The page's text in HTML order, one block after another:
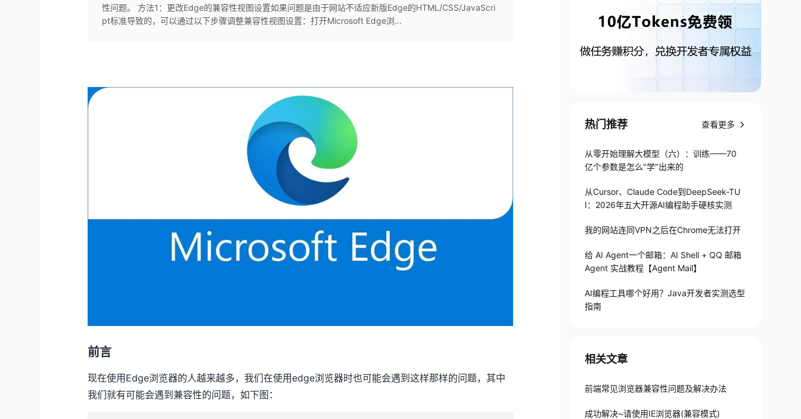
性问题。 方法1：更改Edge的兼容性视图设置如果问题是由于网站不适应新版Edge的HTML/CSS/JavaScri
pt标准导致的，可以通过以下步骤调整兼容性视图设置：打开Microsoft Edge浏...
前言
现在使用Edge浏览器的人越来越多，我们在使用edge浏览器时也可能会遇到这样那样的问题，其中
我们就有可能会遇到兼容性的问题，如下图：
热门推荐 查看更多
从零开始理解大模型（六）：训练——70
亿个参数是怎么"学"出来的
从Cursor、Claude Code到DeepSeek-TU
I：2026年五大开源AI编程助手硬核实测
我的网站连同VPN之后在Chrome无法打开
给 AI Agent一个邮箱：AI Shell + QQ 邮箱
Agent 实战教程【Agent Mail】
AI编程工具哪个好用？Java开发者实测选型
指南
相关文章
前端常见浏览器兼容性问题及解决办法
成功解决~请使用IE浏览器(兼容模式)